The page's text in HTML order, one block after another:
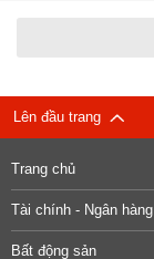
Lên đầu trang
Trang chủ
Tài chính - Ngân hàng
Bất động sản